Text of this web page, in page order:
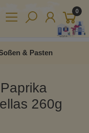
0
& Pasten
260g